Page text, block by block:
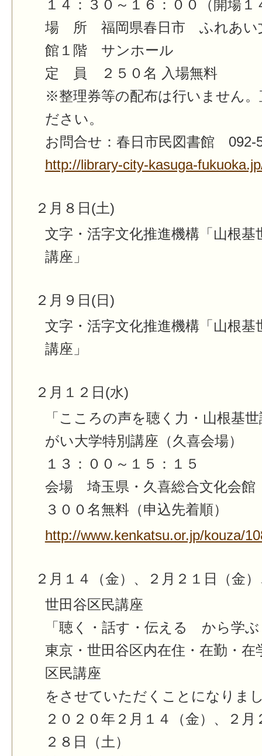
１４：３０～１６：００（開場１
場 所 福岡県春日市 ふれあい
館１階 サンホール
定 員 ２５０名 入場無料
※整理券等の配布は行いません
ださい。
お問合せ：春日市民図書館 092-
http://library-city-kasuga-
２月８日(土)
文字・活字文化推進機構「山根基
講座」
２月９日(日)
文字・活字文化推進機構「山根基
講座」
２月１２日(水)
「こころの声を聴く力・山根基
がい大学特別講座（久喜会場）
１３：００～１５：１５
会場 埼玉県・久喜総合文化会
３００名無料（申込先着順）
http://www.kenkatsu.or.jp/kouza/
２月１４（金）、２月２１日（金
世田谷区民講座
「聴く・話す・伝える から学
東京・世田谷区内在住・在勤・
区民講座
をさせていただくことになりま
２０２０年２月１４（金）、２
２８日（土）